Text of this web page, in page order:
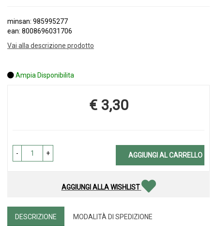
minsan: 985995277
ean: 8008696031706
Vai alla descrizione prodotto
Ampia Disponibilita
Prezzo
€ 3,30
- + AGGIUNGI AL CARRELLO
AGGIUNGI ALLA WISHLIST
DESCRIZIONE MODALITÀ DI SPEDIZIONE